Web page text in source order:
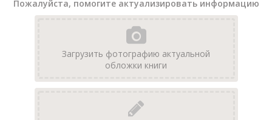
Пожалуйста, помогите актуализировать информацию
Загрузить фотографию актуальной
обложки книги